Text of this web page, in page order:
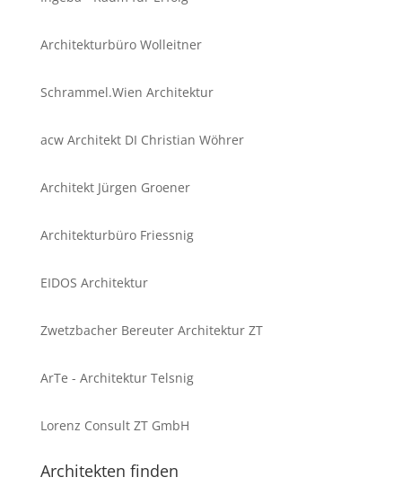
Architekturbüro Wolleitner
Schrammel.Wien Architektur
acw Architekt DI Christian Wöhrer
Architekt Jürgen Groener
Architekturbüro Friessnig
EIDOS Architektur
Zwetzbacher Bereuter Architektur ZT
ArTe - Architektur Telsnig
Lorenz Consult ZT GmbH
Architekten finden